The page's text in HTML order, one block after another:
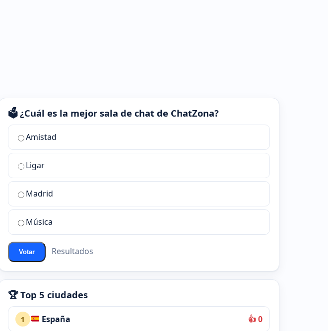
🗳️ ¿Cuál es la mejor sala de chat de ChatZona?
¿Cuál
la
mejor
sala
chat
ChatZona?
Amistad
Ligar
Madrid
Música
Votar Resultados
🏆 Top 5 ciudades
1 España 👍 0